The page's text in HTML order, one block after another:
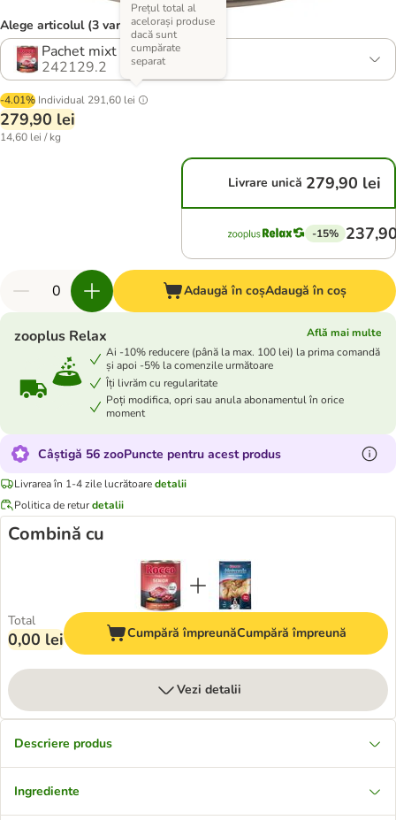
Alege articolul (3 variante)
Pachet mixt
242129.2
-4.01% Individual 291,60 lei
Prețul total al
acelorași produse
dacă sunt
cumpărate
separat
279,90 lei
14,60 lei / kg
Livrare unică 279,90 lei
-15%
Adaugă în coșAdaugă în coș
zooplus Relax
Află mai multe
Ai -10% reducere (până la max. 100 lei) la prima comandă
și apoi -5% la comenzile următoare
Îți livrăm cu regularitate
Poți modifica, opri sau anula abonamentul în orice
moment
Câștigă 56 zooPuncte pentru acest produs
Livrarea în 1-4 zile lucrătoaredetalii
Politica de returdetalii
Combină cu
Total
0,00 lei Cumpără împreunăCumpără împreună
Vezi detalii
Descriere produs
Ingrediente